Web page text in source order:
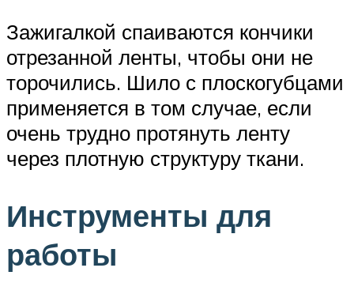
Зажигалкой спаиваются кончики
отрезанной ленты, чтобы они не
торочились. Шило с плоскогубцами
применяется в том случае, если
очень трудно протянуть ленту
через плотную структуру ткани.
Инструменты для
работы